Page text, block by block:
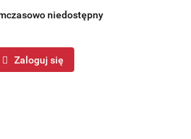
niedostępny
Zaloguj się